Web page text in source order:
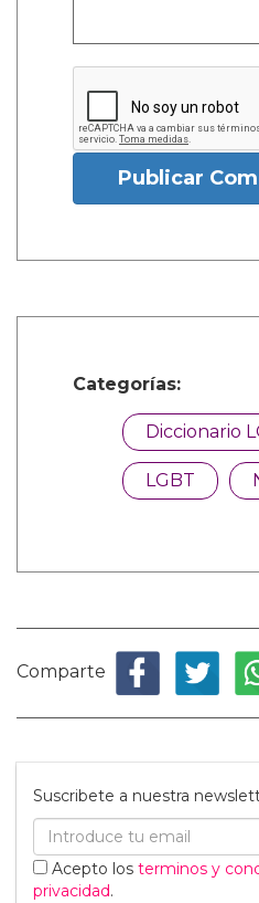
Publicar
Categorías:
Diccionario
LGBT
Comparte
Suscribete a nuestra
Acepto los terminos y
privacidad.